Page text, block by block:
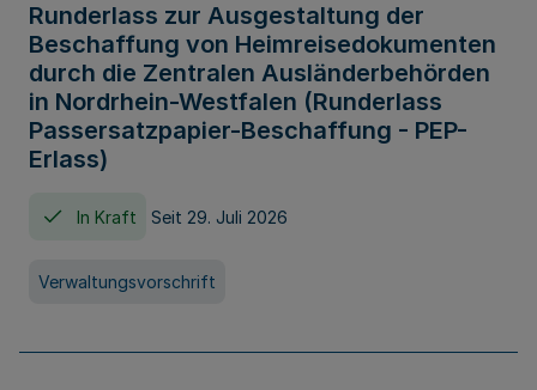
Runderlass zur Ausgestaltung der
Beschaffung von Heimreisedokumenten
durch die Zentralen Ausländerbehörden
in Nordrhein-Westfalen (Runderlass
Passersatzpapier-Beschaffung - PEP-
Erlass)
In Kraft Seit 29. Juli 2026
Verwaltungsvorschrift